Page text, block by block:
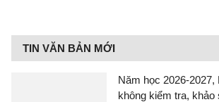
TIN VĂN BẢN MỚI
Năm học 2026-
không kiểm tra, khảo